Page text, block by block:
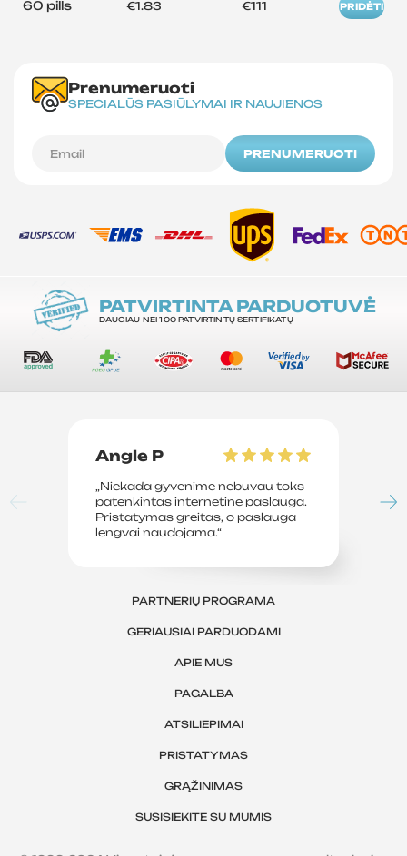
60 pills €1.83 €111 PRIDĖTI
Prenumeruoti
SPECIALŪS PASIŪLYMAI IR NAUJIENOS
PRENUMERUOTI
PATVIRTINTA PARDUOTUVĖ
DAUGIAU NEI 100 PATVIRTINTŲ SERTIFIKATŲ
Angle P
„Niekada gyvenime nebuvau toks
patenkintas internetine paslauga.
Pristatymas greitas, o paslauga
lengvai naudojama.“
PARTNERIŲ PROGRAMA
GERIAUSIAI PARDUODAMI
APIE MUS
PAGALBA
ATSILIEPIMAI
PRISTATYMAS
GRĄŽINIMAS
SUSISIEKITE SU MUMIS